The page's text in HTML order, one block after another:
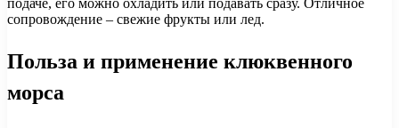
подаче, его можно охладить или подавать сразу. Отличное
сопровождение – свежие фрукты или лед.
Польза и применение клюквенного
морса